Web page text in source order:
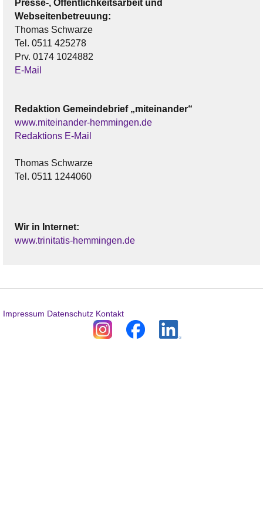
Presse-, Öffentlichkeitsarbeit und
Webseitenbetreuung:
Thomas Schwarze
Tel. 0511 425278
Prv. 0174 1024882
E-Mail
Redaktion Gemeindebrief „miteinander“
www.miteinander-hemmingen.de
Redaktions E-Mail
Thomas Schwarze
Tel. 0511 1244060
Wir in Internet:
www.trinitatis-hemmingen.de
Impressum Datenschutz Kontakt